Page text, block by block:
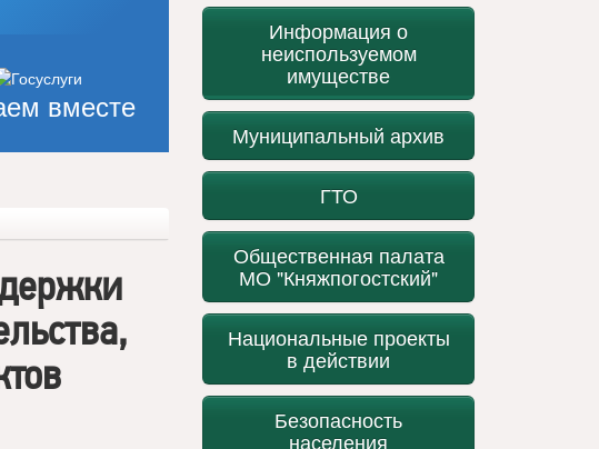
вместе
Информация о
неиспользуемом
имуществе
Муниципальный архив
ГТО
Общественная палата
МО "Княжпогостский"
Национальные проекты
в действии
Безопасность
населения